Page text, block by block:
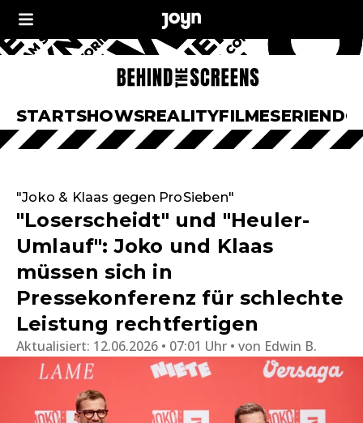
STARTSHOWSREALITYFILMESERIEN
"Joko & Klaas gegen ProSieben"
"Loserscheidt" und "Heuler-
Umlauf": Joko und Klaas
müssen sich in
Pressekonferenz für schlechte
Leistung rechtfertigen
Aktualisiert: 12.06.2026 • 07:01 Uhr von Edwin B.